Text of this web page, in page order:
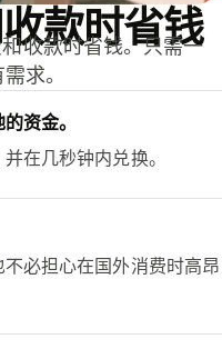
款时省钱
收款时省钱。只需一
求。
资金。
在几秒钟内兑换。
必担心在国外消费时高昂